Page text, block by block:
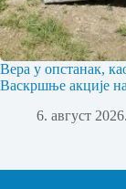
Вера у опстанак,
Васкршње акције
6. август 2026.